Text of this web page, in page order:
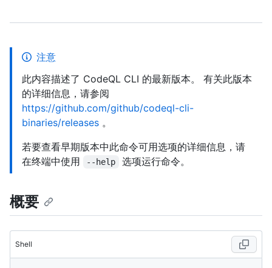
注意
此内容描述了 CodeQL CLI 的最新版本。 有关此版本
的详细信息，请参阅
https://github.com/github/codeql-cli-
binaries/releases 。
若要查看早期版本中此命令可用选项的详细信息，请
在终端中使用
--help 选项运行命令。
概要
Shell